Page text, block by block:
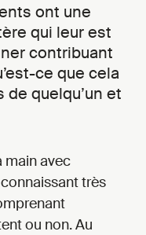
ont une
qui leur est
contribuant
ce que cela
de quelqu’un et
main avec
très
ou non. Au